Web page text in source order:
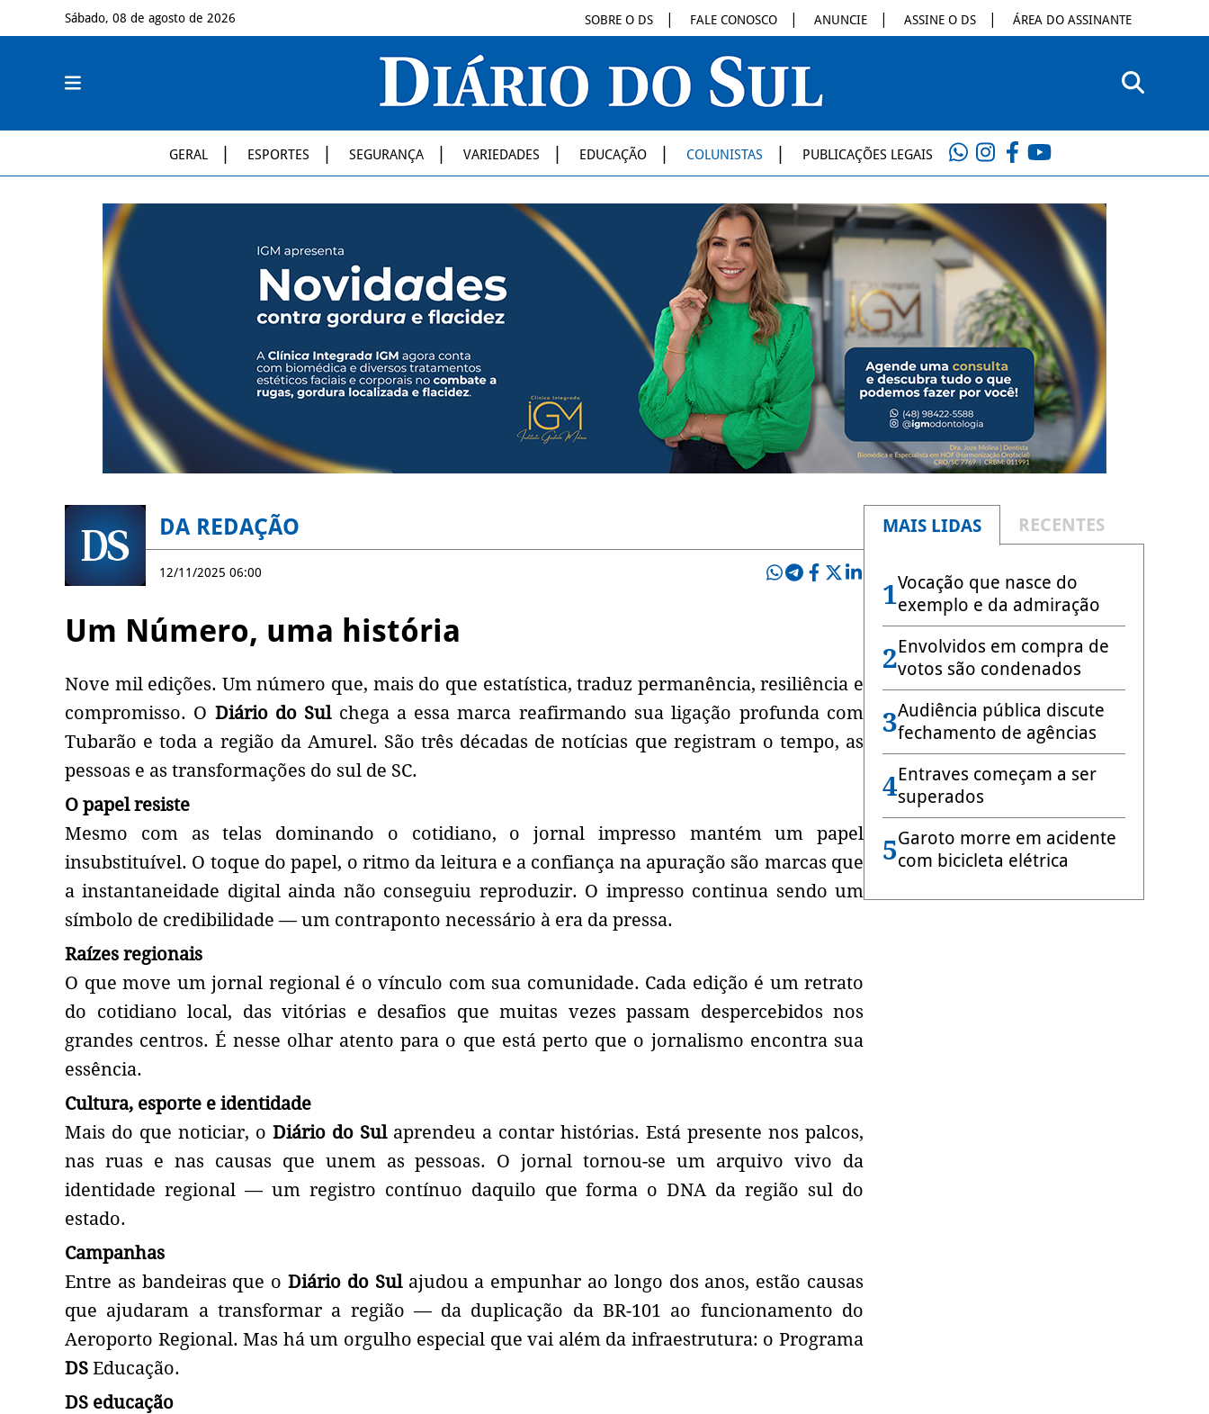
Sábado, 08 de agosto de 2026 SOBRE O DS FALE CONOSCO ANUNCIE ASSINE O DS ÁREA DO ASSINANTE
GERAL ESPORTES SEGURANÇA VARIEDADES EDUCAÇÃO COLUNISTAS PUBLICAÇÕES LEGAIS
DA REDAÇÃO
12/11/2025 06:00
Um Número, uma história
Nove mil edições. Um número que, mais do que estatística, traduz permanência, resiliência e
compromisso. O Diário do Sulchega a essa marca reafirmando sua ligação profunda com
Tubarão e toda a região da Amurel. São três décadas de notícias que registram o tempo, as
pessoas e as transformações do sul de SC.
O papel resiste
Mesmo com as telas dominando o cotidiano, o jornal impresso mantém um papel
insubstituível. O toque do papel, o ritmo da leitura e a confiança na apuração são marcas que
a instantaneidade digital ainda não conseguiu reproduzir. O impresso continua sendo um
símbolo de credibilidade — um contraponto necessário à era da pressa.
Raízes regionais
O que move um jornal regional é o vínculo com sua comunidade. Cada edição é um retrato
do cotidiano local, das vitórias e desafios que muitas vezes passam despercebidos nos
grandes centros. É nesse olhar atento para o que está perto que o jornalismo encontra sua
essência.
Cultura, esporte e identidade
Mais do que noticiar, o Diário do Sulaprendeu a contar histórias. Está presente nos palcos,
nas ruas e nas causas que unem as pessoas. O jornal tornou-se um arquivo vivo da
identidade regional — um registro contínuo daquilo que forma o DNA da região sul do
estado.
Campanhas
Entre as bandeiras que oDiário do Sul ajudou a empunhar ao longo dos anos, estão causas
que ajudaram a transformar a região — da duplicação da BR-101 ao funcionamento do
Aeroporto Regional. Mas há um orgulho especial que vai além da infraestrutura: o Programa
DS Educação.
DS educação
MAIS LIDAS RECENTES
1Vocação que nasce do
exemplo e da admiração
2Envolvidos em compra de
votos são condenados
3Audiência pública discute
fechamento de agências
4Entraves começam a ser
superados
5Garoto morre em acidente
com bicicleta elétrica